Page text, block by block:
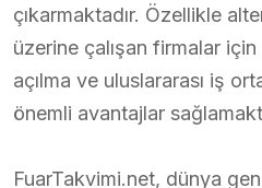
çıkarmaktadır. Özellikle
üzerine çalışan firmalar
açılma ve uluslararası iş
önemli avantajlar
FuarTakvimi.net, dünya